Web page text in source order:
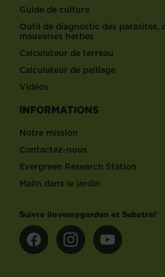
Guide de culture
Outil de diagnostic des parasites,
mauvaises herbes
Calculateur de terreau
Calculateur de paillage
Vidéos
INFORMATIONS
Notre mission
Contactez-nous
Evergreen Research Station
Malin dans le jardin
Suivre ilovemygarden et Substral®